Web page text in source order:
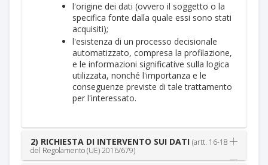
l'origine dei dati (ovvero il soggetto o la
specifica fonte dalla quale essi sono stati
acquisiti);
l'esistenza di un processo decisionale
automatizzato, compresa la profilazione,
e le informazioni significative sulla logica
utilizzata, nonché l'importanza e le
conseguenze previste di tale trattamento
per l'interessato.
2) RICHIESTA DI INTERVENTO SUI DATI (artt. 16-18
del Regolamento (UE) 2016/679)